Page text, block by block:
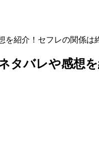
を紹介！セフレの関係は
タバレや感想